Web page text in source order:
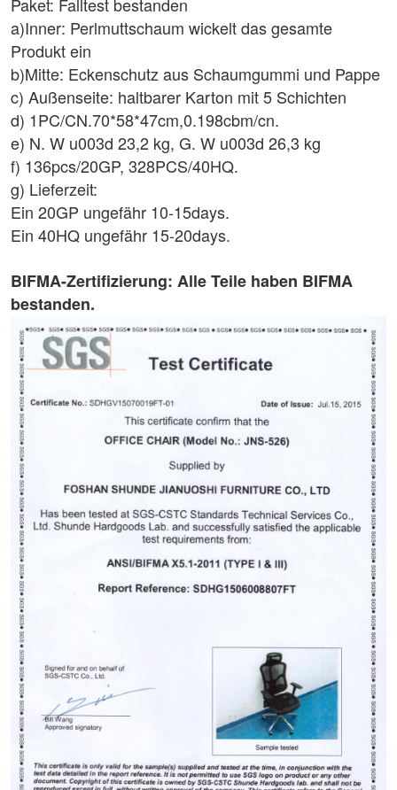
Paket: Falltest bestanden
a)Inner: Perlmuttschaum wickelt das gesamte
Produkt ein
b)Mitte: Eckenschutz aus Schaumgummi und Pappe
c) Außenseite: haltbarer Karton mit 5 Schichten
d) 1PC/CN.70*58*47cm,0.198cbm/cn.
e) N. W u003d 23,2 kg, G. W u003d 26,3 kg
f) 136pcs/20GP, 328PCS/40HQ.
g) Lieferzeit:
Ein 20GP ungefähr 10-15days.
Ein 40HQ ungefähr 15-20days.
BIFMA-Zertifizierung: Alle Teile haben BIFMA
bestanden.